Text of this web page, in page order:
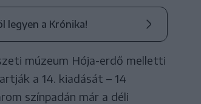
legyen a Krónika!
múzeum Hója-erdő melletti
a 14. kiadását – 14
színpadán már a déli